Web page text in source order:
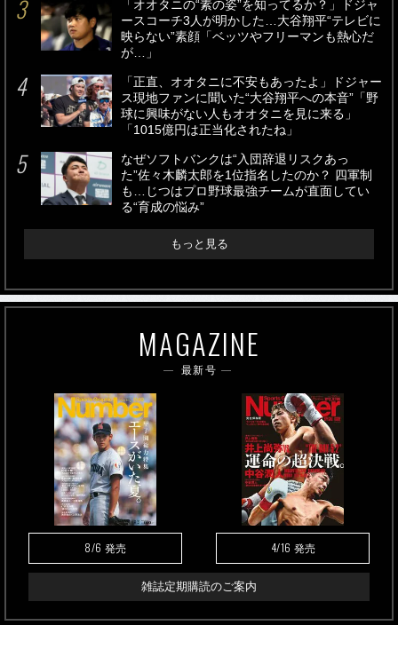
「オオタニの“素の姿”を知ってるか？」ドジャ
ースコーチ3人が明かした…大谷翔平“テレビに
映らない”素顔「ベッツやフリーマンも熱心だ
が…」
「正直、オオタニに不安もあったよ」ドジャー
ス現地ファンに聞いた“大谷翔平への本音”「野
球に興味がない人もオオタニを見に来る」
「1015億円は正当化されたね」
なぜソフトバンクは“入団辞退リスクあっ
た”佐々木麟太郎を1位指名したのか？ 四軍制
も…じつはプロ野球最強チームが直面してい
る“育成の悩み”
もっと見る
MAGAZINE
最新号
8/6 発売 4/16 発売
雑誌定期購読のご案内